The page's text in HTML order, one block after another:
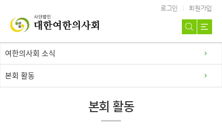
로그인 회원가입
여한의사회 소식
본회 활동
본회 활동